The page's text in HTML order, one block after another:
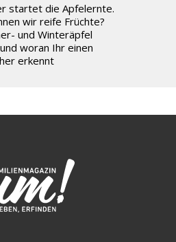
startet die Apfelernte.
wir reife Früchte?
und Winteräpfel
woran Ihr einen
erkennt